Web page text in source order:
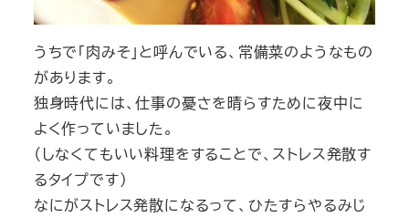
うちで「肉みそ」と呼んでいる、常備菜のようなもの
があります。
独身時代には、仕事の憂さを晴らすために夜中に
よく作っていました。
（しなくてもいい料理をすることで、ストレス発散す
るタイプです）
なにがストレス発散になるって、ひたすらやるみじ